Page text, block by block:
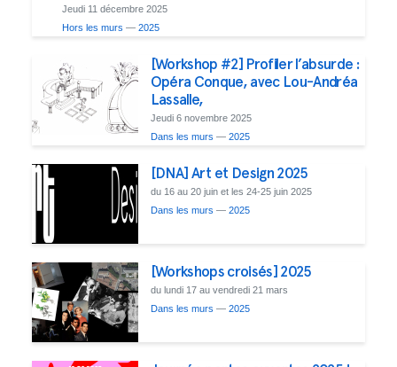
Jeudi 11 décembre 2025
Hors les murs — 2025
[Workshop #2] Profiler l’absurde :
Opéra Conque, avec Lou-Andréa
Lassalle,
Jeudi 6 novembre 2025
Dans les murs — 2025
[DNA] Art et Design 2025
du 16 au 20 juin et les 24-25 juin 2025
Dans les murs — 2025
[Workshops croisés] 2025
du lundi 17 au vendredi 21 mars
Dans les murs — 2025